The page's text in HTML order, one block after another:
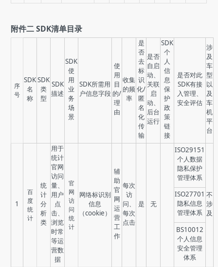
附件二 SDK清单目录
序
号
SDK
名
称
SDK
类
型
SDK
描述
SDK
使
用
业
务
场
景
SDK所需用
户信息字段
使
用
目
的/
理
由
收集
的频
率
是
否
去
标
识
化/
匿
名
化
传
输
是否
自启
动、
关联
启
动、
后台
运行
SDK
个
人
信
息
保
护
政
策
链
接
是否对此
SDK有接
入管理、
安全评估
涉
及
车
型
以
及
车
机
平
台
1
百
度
统
计
统
计
分
析
类
用于
统计
官网
访问
量、
用户
点
击、
浏览
时常
等运
营数
据
官
网
访
问
统
计
网络标识别
信息
（cookie）
辅
助
官
网
运
营
工
作
每次
访
问、
每次
点击
是 无
ISO29151
个人数据
隐私保护
管理体系
不
涉
及
ISO27701
隐私信息
管理体系
BS10012
个人信息
安全管理
体系